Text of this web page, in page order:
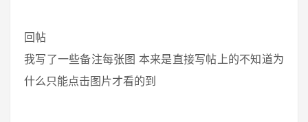
回帖
我写了一些备注每张图 本来是直接写帖上的不知道为
什么只能点击图片才看的到